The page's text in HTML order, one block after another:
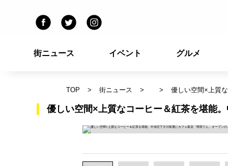
街ニュース イベント グルメ
TOP 街ニュース 優しい空間×上質
優しい空間×上質なコーヒー＆紅茶を堪能